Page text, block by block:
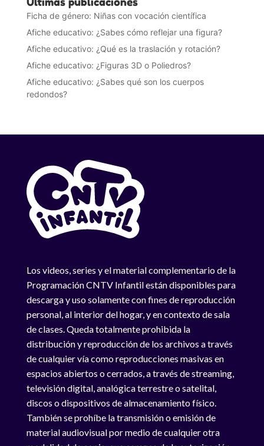
Ficha de género: Niñas con vocación científica
Afiche educativo: ¿Sabes cómo reflejar una figura?
Afiche educativo: ¿Qué es la traslación y rotación?
Afiche educativo: ¿Figuras 3D o Poliedros?
Afiche educativo: ¿Sabes qué son los cuerpos
redondos?
Los videos, series y el material complementario de la
Programación CNTV Infantil están disponibles para
descarga y uso solamente con fines de reproducción
personal, al interior del hogar, y en contexto de sala
de clases. Queda totalmente prohibida la
distribución y reproducción de los archivos a través
de cualquier vía como reproducciones masivas en
espacios abiertos o cerrados, a través de streaming,
televisión digital, analógica terrestre o satelital,
discos o dispositivos de almacenamiento físico.
También se prohíbe la transmisión o emisión de
material audiovisual por medio de cualquier otra